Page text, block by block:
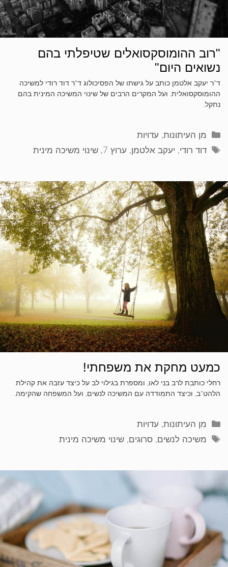
"רוב ההומוסקסואלים שטיפלתי בהם
נשואים היום"
ד"ר יעקב אלטמן כותב על גישתו של הפסיכולוג ד"ר דוד רודי למשיכה
ההומוסקסואלית. ועל המקרים הרבים של שינוי המשיכה המינית בהם
נתקל.
קטגוריות
מן העיתונות, עדויות
תגיות
דוד רודי, יעקב אלטמן, ערוץ 7 ,שינוי משיכה מינית
כמעט מחקת את משפחתי!
רחלי כותבת לרב בני לאו, ומספרת בגילוי לב על כיצד עזבה את קהילת
הלהט"ב, וכיצד התמודדה עם המשיכה לנשים, ועל המשפחה שהקימה.
קטגוריות
מן העיתונות, עדויות
תגיות
משיכה לנשים,סרוגים,שינוי משיכה מינית